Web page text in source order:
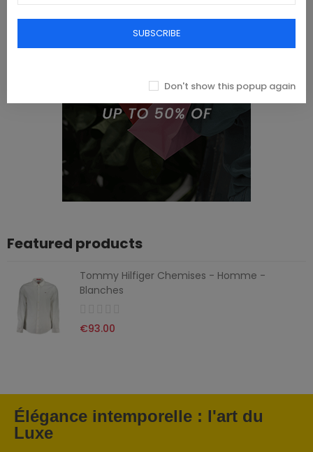
Featured products
Tommy Hilfiger Chemises - Homme -
Blanches
€93.00
Élégance intemporelle : l'art du
Luxe
SUBSCRIBE
Don't show this popup again